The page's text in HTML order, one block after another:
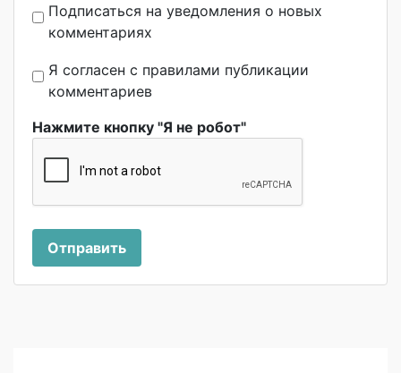
Подписаться на уведомления о новых
комментариях
Я согласен с правилами публикации
комментариев
Нажмите кнопку "Я не робот"
Отправить